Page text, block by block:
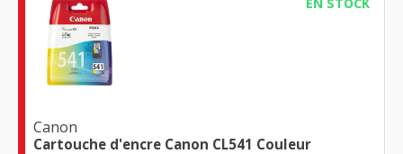
Canon
Cartouche d'encre Canon CL541 Couleur